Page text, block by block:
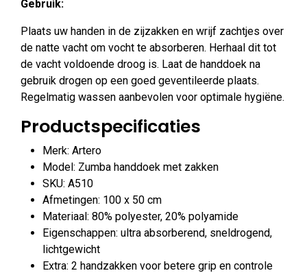
Gebruik:
Plaats uw handen in de zijzakken en wrijf zachtjes over
de natte vacht om vocht te absorberen. Herhaal dit tot
de vacht voldoende droog is. Laat de handdoek na
gebruik drogen op een goed geventileerde plaats.
Regelmatig wassen aanbevolen voor optimale hygiëne.
Productspecificaties
Merk: Artero
Model: Zumba handdoek met zakken
SKU: A510
Afmetingen: 100 x 50 cm
Materiaal: 80% polyester, 20% polyamide
Eigenschappen: ultra absorberend, sneldrogend,
lichtgewicht
Extra: 2 handzakken voor betere grip en controle